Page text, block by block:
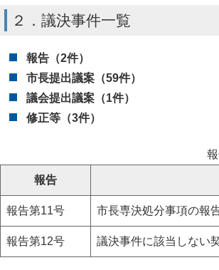
２．議決事件一覧
報告（2件）
市長提出議案（59件）
議会提出議案（1件）
修正等（3件）
報告
報告第11号 市長専決処分事項の報
報告第12号 議決事件に該当しない